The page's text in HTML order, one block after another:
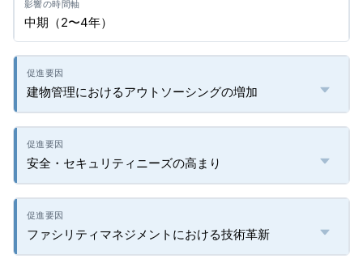
中期（2〜4年）
建物管理におけるアウトソーシングの増加
安全・セキュリティニーズの高まり
ファシリティマネジメントにおける技術革新